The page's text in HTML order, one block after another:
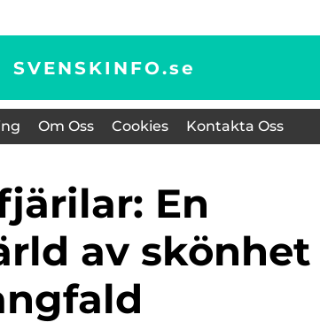
SVENSKINFO.se
Om Oss Cookies Kontakta Oss
av skönhet